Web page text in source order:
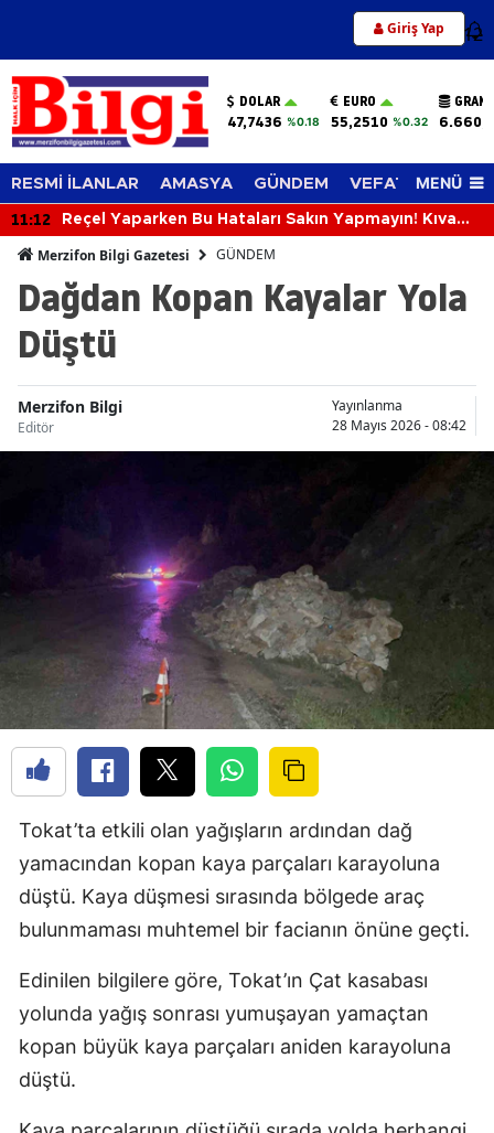
Giriş Yap 12
DOLAR
47,7436 %0.18
EURO
55,2510 %0.32
RESMİ İLANLAR AMASYA GÜNDEM VEFAT EDENLER
MENÜ
11:12
Reçel Yaparken Bu Hataları Sakın Yapmayın! Kıvamı
Merzifon Bilgi Gazetesi GÜNDEM
Dağdan Kopan Kayalar Yola
Düştü
Merzifon Bilgi
Editör
Yayınlanma
28 Mayıs 2026 - 08:42
Tokat’ta etkili olan yağışların ardından dağ
yamacından kopan kaya parçaları karayoluna
düştü. Kaya düşmesi sırasında bölgede araç
bulunmaması muhtemel bir facianın önüne geçti.
Edinilen bilgilere göre, Tokat’ın Çat kasabası
yolunda yağış sonrası yumuşayan yamaçtan
kopan büyük kaya parçaları aniden karayoluna
düştü.